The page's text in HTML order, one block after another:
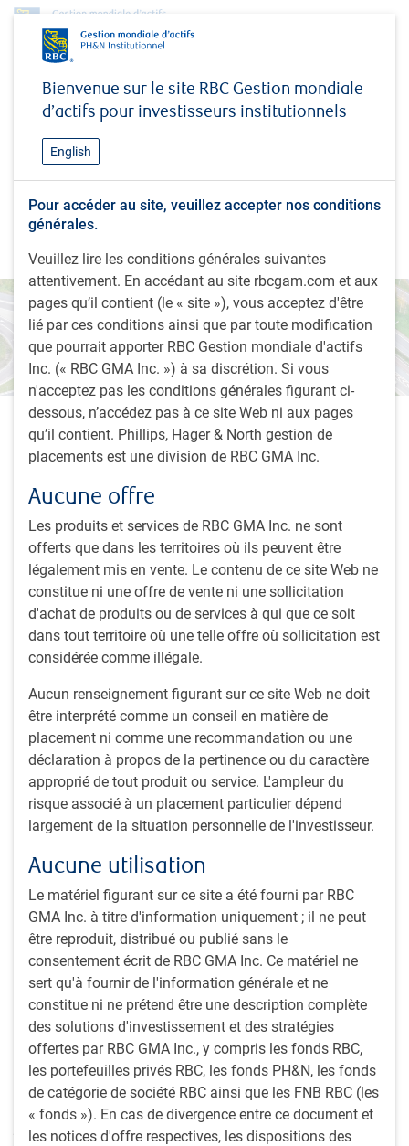
Bienvenue sur le site RBC Gestion mondiale
d’actifs pour investisseurs institutionnels
English
Pour accéder au site, veuillez accepter nos conditions
générales.
Veuillez lire les conditions générales suivantes
attentivement. En accédant au site rbcgam.com et aux
pages qu’il contient (le « site »), vous acceptez d'être
lié par ces conditions ainsi que par toute modification
que pourrait apporter RBC Gestion mondiale d'actifs
Inc. (« RBC GMA Inc. ») à sa discrétion. Si vous
n'acceptez pas les conditions générales figurant ci-
dessous, n’accédez pas à ce site Web ni aux pages
qu’il contient. Phillips, Hager & North gestion de
placements est une division de RBC GMA Inc.
Aucune offre
Les produits et services de RBC GMA Inc. ne sont
offerts que dans les territoires où ils peuvent être
légalement mis en vente. Le contenu de ce site Web ne
constitue ni une offre de vente ni une sollicitation
d'achat de produits ou de services à qui que ce soit
dans tout territoire où une telle offre où sollicitation est
considérée comme illégale.
Aucun renseignement figurant sur ce site Web ne doit
être interprété comme un conseil en matière de
placement ni comme une recommandation ou une
déclaration à propos de la pertinence ou du caractère
approprié de tout produit ou service. L'ampleur du
risque associé à un placement particulier dépend
largement de la situation personnelle de l'investisseur.
Aucune utilisation
Le matériel figurant sur ce site a été fourni par RBC
GMA Inc. à titre d'information uniquement ; il ne peut
être reproduit, distribué ou publié sans le
consentement écrit de RBC GMA Inc. Ce matériel ne
sert qu'à fournir de l'information générale et ne
constitue ni ne prétend être une description complète
des solutions d'investissement et des stratégies
offertes par RBC GMA Inc., y compris les fonds RBC,
les portefeuilles privés RBC, les fonds PH&N, les fonds
de catégorie de société RBC ainsi que les FNB RBC (les
« fonds »). En cas de divergence entre ce document et
les notices d'offre respectives, les dispositions des
Regard sur les placements mondiaux
Marchés des changes - Été 2024
Marchés des changes - Été
2024
La reprise décevante du dollar laisse entrevoir des
13 minutes pour lire
D.Fijalkowski , CFA, D.Mitchell, CFA
émergé des marchés des changes étrangers, et entraîné
des questions difficiles, encore sans réponse. Voici
certains des principaux enjeux : Devons-nous réévaluer
nos prévisions à long terme sur la faiblesse du dollar
américain au vu de la vigueur de l’économie américaine ?
Comment la persistance de l’inflation dans le monde
influence-t-elle ce calcul ? Le renchérissement de l’or
envoie-t-il d’importants signaux ? L’intervention japonaise
sur les marchés des changes peut-elle mettre fin aux
envolées du billet vert ? Qu’est-ce qu’une telle
intervention signifie pour les investisseurs qui cherchent
à tirer profit du large écart de taux d’intérêt entre les
États-Unis et le Japon ?
l’évolution de l’économie et des marchés depuis le début de
l’année. Avec la vigueur inattendue de l’économie et
l’inflation plus persistante aux États-Unis que dans d’autres
pays, les investisseurs s’attendent à ce que la Réserve
fédérale américaine prenne plus de temps pour réduire les
taux d’intérêt, et décale ainsi les réductions de plus de
100 points de base jusqu’alors attendues avant la fin
de 2024. Grâce à l’augmentation corollaire des taux des
obligations à long terme, le dollar américain figure parmi
les devises des pays développés les plus performantes.
Cette position étant encore fortifiée par la diminution des
taux de la Banque centrale européenne (BCE) au début de
juin.